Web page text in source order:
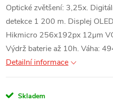
Optické zvětšení: 3,25x.
detekce 1 200 m. Displej
Hikmicro 256x192px 12μm
Výdrž baterie až 10h. Váha:
Detailní informace
Skladem